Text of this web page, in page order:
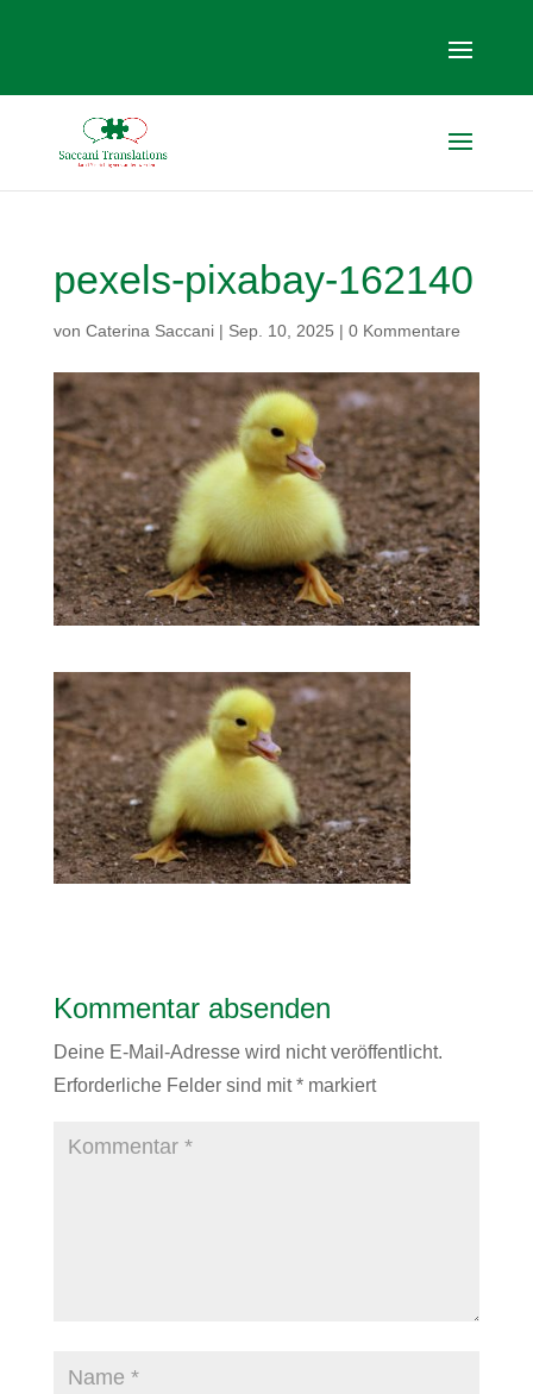
pexels-pixabay-162140
von Caterina Saccani| Sep. 10, 2025 | 0 Kommentare
Kommentar absenden
Deine E-Mail-Adresse wird nicht veröffentlicht.
Erforderliche Felder sind mit*markiert